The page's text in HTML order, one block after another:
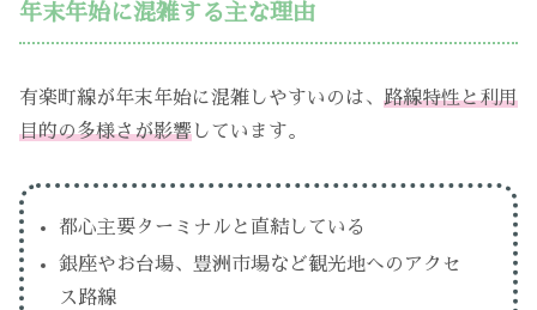
年末年始に混雑する主な理由
有楽町線が年末年始に混雑しやすいのは、 路線特性と利用
目的の多様さが影響 しています。
都心主要ターミナルと直結している
銀座やお台場、豊洲市場など観光地へのアクセ
ス路線